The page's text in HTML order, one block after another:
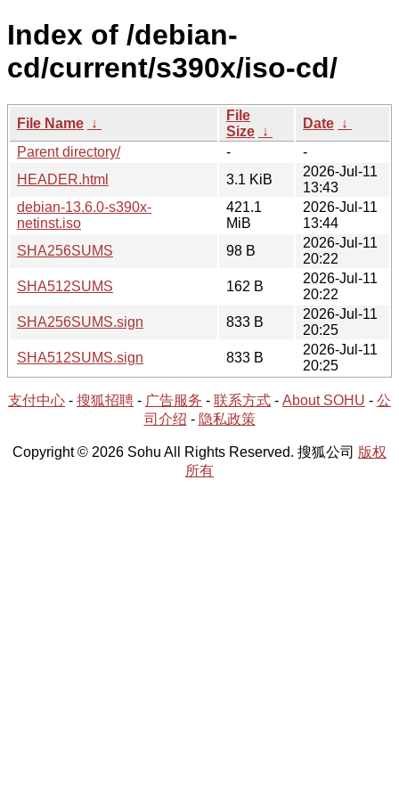
Index of /debian-
cd/current/s390x/iso-cd/
File Name ↓
File
Size ↓
Date ↓
Parent directory/
-
-
HEADER.html
3.1 KiB
2026-Jul-11
13:43
debian-13.6.0-s390x-
netinst.iso
421.1
MiB
2026-Jul-11
13:44
SHA256SUMS
98 B
2026-Jul-11
20:22
SHA512SUMS
162 B
2026-Jul-11
20:22
SHA256SUMS.sign
833 B
2026-Jul-11
20:25
SHA512SUMS.sign
833 B
2026-Jul-11
20:25
支付中心 - 搜狐招聘 - 广告服务 - 联系方式 - About SOHU - 公
司介绍 - 隐私政策
Copyright © 2026 Sohu All Rights Reserved. 搜狐公司 版权
所有